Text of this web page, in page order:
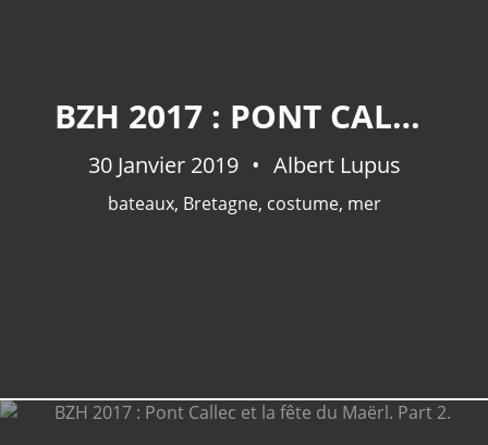
BZH 2017 : PONT CALLEC ET LA FÊTE DU MAËRL . PART 4
30 Janvier 2019 Albert Lupus
bateaux, Bretagne, costume, mer